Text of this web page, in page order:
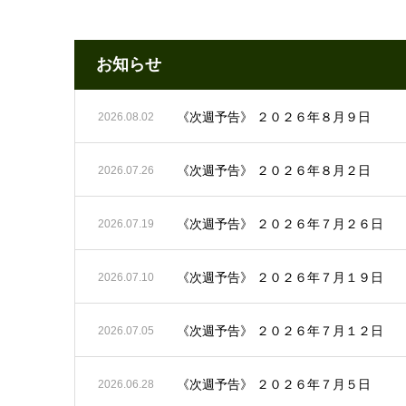
お知らせ
2026.08.02 《次週予告》 ２０２６年８月９日
2026.07.26 《次週予告》 ２０２６年８月２日
2026.07.19 《次週予告》 ２０２６年７月２６日
2026.07.10 《次週予告》 ２０２６年７月１９日
2026.07.05 《次週予告》 ２０２６年７月１２日
2026.06.28 《次週予告》 ２０２６年７月５日